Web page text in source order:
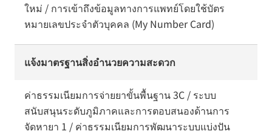
ใหม่ / การเข้าถึงข้อมูลทางการแพทย์โดยใช้บัตร
หมายเลขประจำตัวบุคคล (My Number Card)
แจ้งมาตรฐานสิ่งอำนวยความสะดวก
ค่าธรรมเนียมการจ่ายยาขั้นพื้นฐาน 3C / ระบบ
สนับสนุนระดับภูมิภาคและการตอบสนองด้านการ
จัดหายา 1 / ค่าธรรมเนียมการพัฒนาระบบแบ่งปัน